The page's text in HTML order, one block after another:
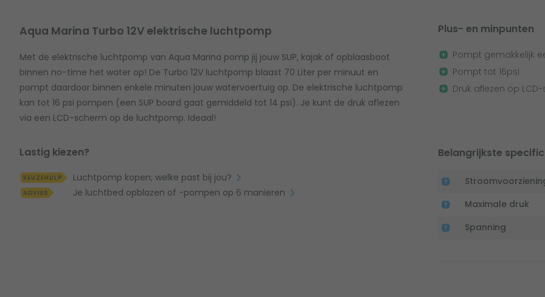
Aqua Marina Turbo 12V elektrische luchtpomp
Met de elektrische luchtpomp van Aqua Marina pomp jij jouw SUP, kajak of opblaasboot
binnen no-time het water op! De Turbo 12V luchtpomp blaast 70 Liter per minuut en
pompt daardoor binnen enkele minuten jouw watervoertuig op. De elektrische luchtpomp
kan tot 16 psi pompen (een SUP board gaat gemiddeld tot 14 psi). Je kunt de druk aflezen
via een LCD-scherm op de luchtpomp. Ideaal!
Lastig kiezen?
KEUZEHULP Luchtpomp kopen; welke past bij jou?
ADVIES Je luchtbed opblazen of -pompen op 6 manieren
Plus- en minpunten
Pompt gemakkelijk
Pompt tot 16psi
Druk aflezen op
Belangrijkste
Maximale druk
Spanning